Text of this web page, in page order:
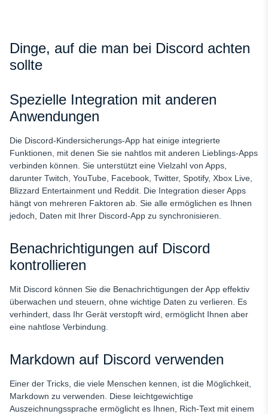
Dinge, auf die man bei Discord achten
sollte
Spezielle Integration mit anderen
Anwendungen
Die Discord-Kindersicherungs-App hat einige integrierte
Funktionen, mit denen Sie sie nahtlos mit anderen Lieblings-Apps
verbinden können. Sie unterstützt eine Vielzahl von Apps,
darunter Twitch, YouTube, Facebook, Twitter, Spotify, Xbox Live,
Blizzard Entertainment und Reddit. Die Integration dieser Apps
hängt von mehreren Faktoren ab. Sie alle ermöglichen es Ihnen
jedoch, Daten mit Ihrer Discord-App zu synchronisieren.
Benachrichtigungen auf Discord
kontrollieren
Mit Discord können Sie die Benachrichtigungen der App effektiv
überwachen und steuern, ohne wichtige Daten zu verlieren. Es
verhindert, dass Ihr Gerät verstopft wird, ermöglicht Ihnen aber
eine nahtlose Verbindung.
Markdown auf Discord verwenden
Einer der Tricks, die viele Menschen kennen, ist die Möglichkeit,
Markdown zu verwenden. Diese leichtgewichtige
Auszeichnungssprache ermöglicht es Ihnen, Rich-Text mit einem